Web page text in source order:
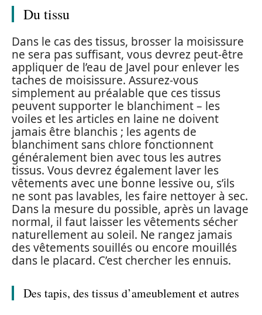
Du tissu
Dans le cas des tissus, brosser la moisissure
ne sera pas suffisant, vous devrez peut-être
appliquer de l’eau de Javel pour enlever les
taches de moisissure. Assurez-vous
simplement au préalable que ces tissus
peuvent supporter le blanchiment – les
voiles et les articles en laine ne doivent
jamais être blanchis ; les agents de
blanchiment sans chlore fonctionnent
généralement bien avec tous les autres
tissus. Vous devrez également laver les
vêtements avec une bonne lessive ou, s’ils
ne sont pas lavables, les faire nettoyer à sec.
Dans la mesure du possible, après un lavage
normal, il faut laisser les vêtements sécher
naturellement au soleil. Ne rangez jamais
des vêtements souillés ou encore mouillés
dans le placard. C’est chercher les ennuis.
Des tapis, des tissus d’ameublement et autres